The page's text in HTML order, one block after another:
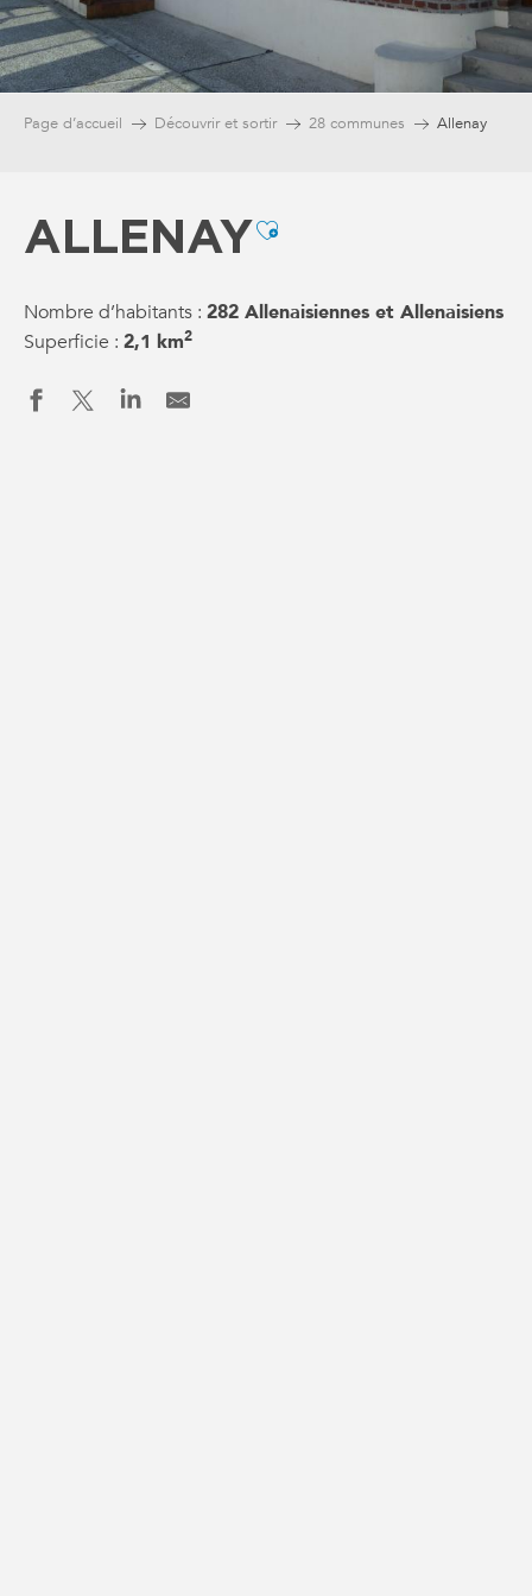
Page d’accueil Découvrir et sortir 28 communes Allenay
ALLENAYAjouter aux favoris
Nombre d’habitants : 282 Allenaisiennes et Allenaisiens
Superficie : 2,1 km2